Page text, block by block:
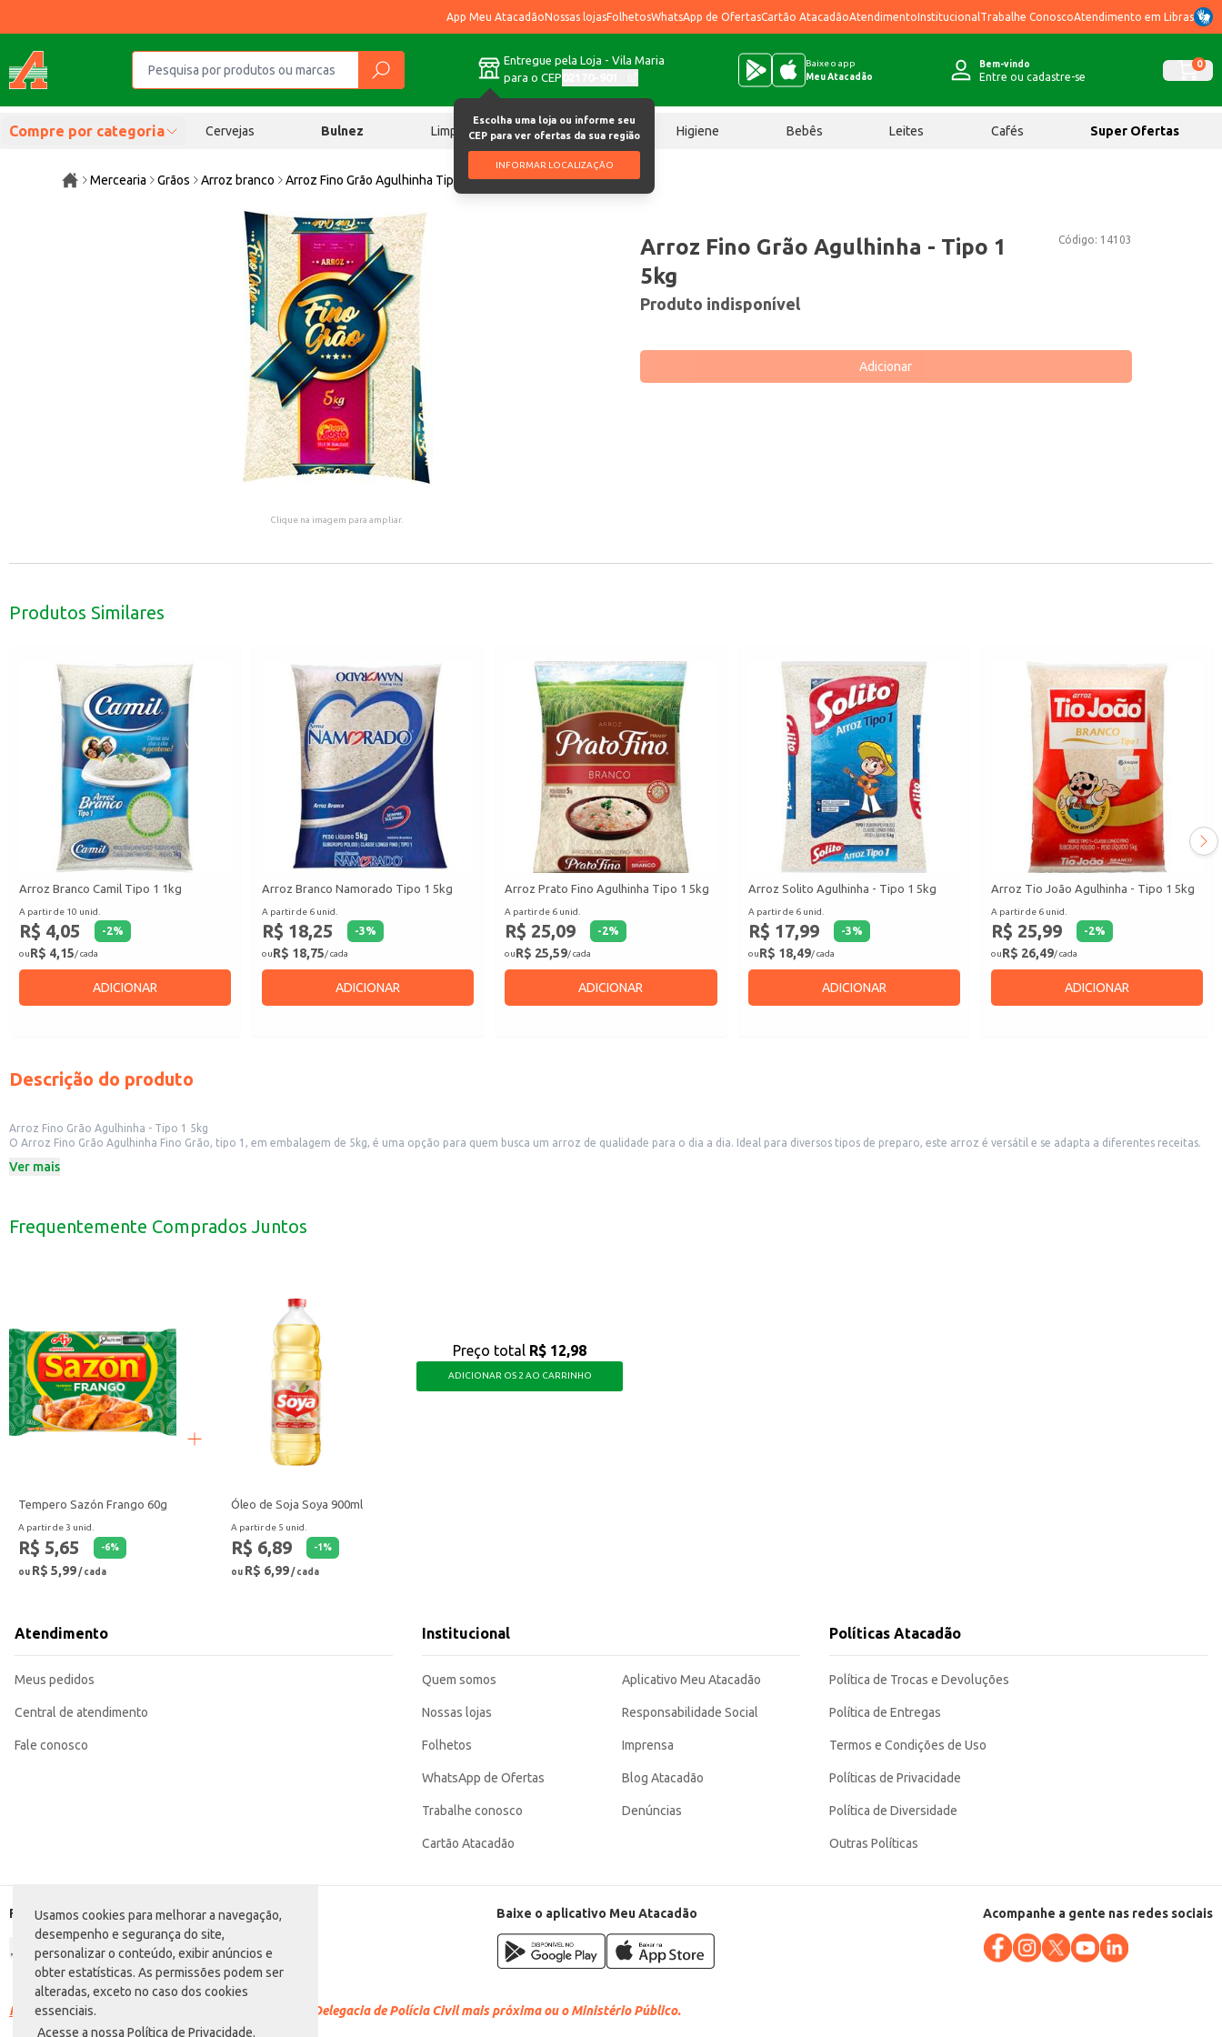
Usamos cookies para melhorar a navegação,
desempenho e segurança do site,
personalizar o conteúdo, exibir anúncios e
obter estatísticas. As permissões podem ser
alteradas, exceto no caso dos cookies
essenciais.
Acesse a nossa Política de Privacidade.
App Meu AtacadãoNossas lojasFolhetosWhatsApp de OfertasCartão AtacadãoAtendimentoInstitucional Trabalhe ConoscoAtendimento em Libras
Entregue pela Loja - Vila Maria
para o CEP
Escolha uma loja ou informe seu
CEP para ver ofertas da sua região
INFORMAR LOCALIZAÇÃO
Baixe o app
Meu Atacadão
Bem-vindo
Entre ou cadastre-se
0
Compre por categoria Cervejas Bulnez Limpeza Chocolates Higiene Bebês Leites Cafés Super Ofertas
Mercearia Grãos Arroz branco Arroz Fino Grão Agulhinha Tipo 1 5kg
Clique na imagem para ampliar.
Código: 14103
Arroz Fino Grão Agulhinha - Tipo 1
5kg
Produto indisponível
Adicionar
Produtos Similares
Arroz Branco Camil Tipo 1 1kg
A partir de 10 unid.
R$ 4,05 -2%
ouR$ 4,15/ cada
ADICIONAR
Arroz Branco Namorado Tipo 1 5kg
A partir de 6 unid.
R$ 18,25 -3%
ouR$ 18,75/ cada
ADICIONAR
Arroz Prato Fino Agulhinha Tipo 1 5kg
A partir de 6 unid.
R$ 25,09 -2%
ouR$ 25,59/ cada
ADICIONAR
Arroz Solito Agulhinha - Tipo 1 5kg
A partir de 6 unid.
R$ 17,99 -3%
ouR$ 18,49/ cada
ADICIONAR
Arroz Tio João Agulhinha - Tipo 1 5kg
A partir de 6 unid.
R$ 25,99 -2%
ouR$ 26,49/ cada
ADICIONAR
Descrição do produto
Arroz Fino Grão Agulhinha - Tipo 1 5kg
O Arroz Fino Grão Agulhinha Fino Grão, tipo 1, em embalagem de 5kg, é uma opção para quem busca um arroz de qualidade para o dia a dia. Ideal para diversos tipos de preparo, este arroz é versátil e se adapta a diferentes receitas.
Perfeito para o preparo de arroz soltinho para acompanhar suas refeições.
Ver mais
Frequentemente Comprados Juntos
Tempero Sazón Frango 60g
A partir de 3 unid.
R$ 5,65 -6%
ou R$ 5,99/ cada
Óleo de Soja Soya 900ml
A partir de 5 unid.
R$ 6,89 -1 %
ou R$ 6,99 / cada
Preço total R$ 12,98
ADICIONAR OS 2 AO CARRINHO
Atendimento
Meus pedidos
Central de atendimento
Fale conosco
Institucional
Quem somos
Nossas lojas
Folhetos
WhatsApp de Ofertas
Trabalhe conosco
Cartão Atacadão
Aplicativo Meu Atacadão
Responsabilidade Social
Imprensa
Blog Atacadão
Denúncias
Políticas Atacadão
Política de Trocas e Devoluções
Política de Entregas
Termos e Condições de Uso
Políticas de Privacidade
Política de Diversidade
Outras Políticas
Formas de pagamento Baixe o aplicativo Meu Atacadão Acompanhe a gente nas redes sociais
Racismo é crime. Denuncie. Disque 100 ou procure a Delegacia de Polícia Civil mais próxima ou o Ministério Público.